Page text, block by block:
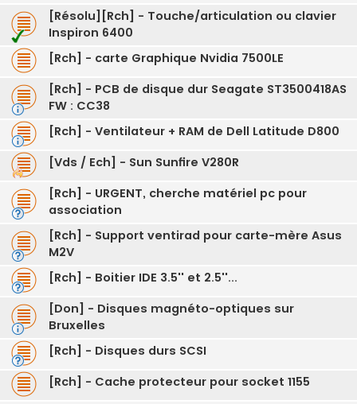
[Résolu][Rch] - Touche/articulation ou clavier
Inspiron 6400
[Rch] - carte Graphique Nvidia 7500LE
[Rch] - PCB de disque dur Seagate ST3500418AS
FW : CC38
[Rch] - Ventilateur + RAM de Dell Latitude D800
[Vds / Ech] - Sun Sunfire V280R
[Rch] - URGENT, cherche matériel pc pour
association
[Rch] - Support ventirad pour carte-mère Asus
M2V
[Rch] - Boitier IDE 3.5'' et 2.5''...
[Don] - Disques magnéto-optiques sur
Bruxelles
[Rch] - Disques durs SCSI
[Rch] - Cache protecteur pour socket 1155